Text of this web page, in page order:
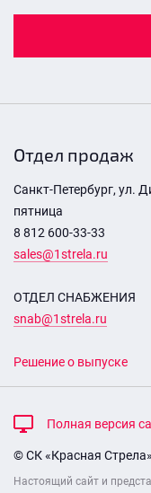
Отдел продаж
Санкт-Петербург, ул.
пятница
8 812 600-33-33
sales@1strela.ru
ОТДЕЛ СНАБЖЕНИЯ
snab@1strela.ru
Решение о выпуске
Полная версия
© СК «Красная
Настоящий сайт и